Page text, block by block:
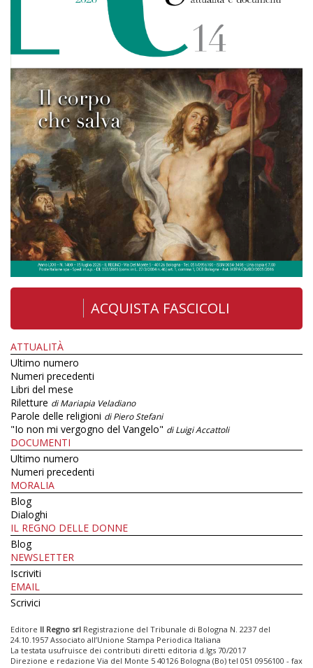
ACQUISTA FASCICOLI
ATTUALITÀ
Ultimo numero
Numeri precedenti
Libri del mese
Riletture di Mariapia Veladiano
Parole delle religioni di Piero Stefani
"Io non mi vergogno del Vangelo" di Luigi Accattoli
DOCUMENTI
Ultimo numero
Numeri precedenti
MORALIA
Blog
Dialoghi
IL REGNO DELLE DONNE
Blog
NEWSLETTER
Iscriviti
EMAIL
Scrivici
Editore Il Regno srl Registrazione del Tribunale di Bologna N. 2237 del
24.10.1957 Associato all’Unione Stampa Periodica Italiana
La testata usufruisce dei contributi diretti editoria d.lgs 70/2017
Direzione e redazione Via del Monte 5 40126 Bologna (Bo) tel 051 0956100 - fax